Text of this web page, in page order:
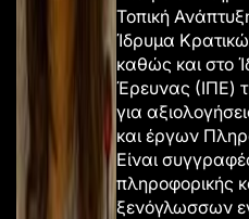
Τοπική
Ίδρυμα
καθώς και στο
Έρευνας (ΙΠΕ)
για
και έργων
Είναι
πληροφορικής
ξενόγλωσσων